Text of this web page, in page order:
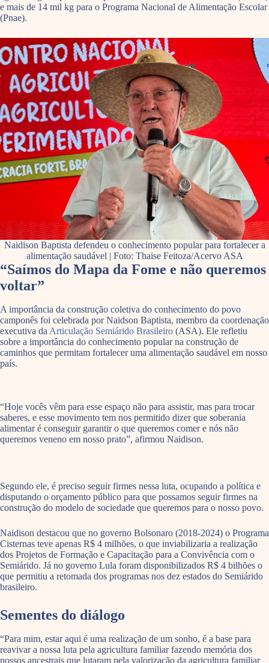
e mais de 14 mil kg para o Programa Nacional de Alimentação Escolar
(Pnae).
Naidison Baptista defendeu o conhecimento popular para fortalecer a
alimentação saudável | Foto: Thaise Feitoza/Acervo ASA
“Saímos do Mapa da Fome e não queremos
voltar”
A importância da construção coletiva do conhecimento do povo
camponês foi celebrada por Naidson Baptista, membro da coordenação
executiva da Articulação Semiárido Brasileiro (ASA). Ele refletiu
sobre a importância do conhecimento popular na construção de
caminhos que permitam fortalecer uma alimentação saudável em nosso
país.
“Hoje vocês vêm para esse espaço não para assistir, mas para trocar
saberes, e esse movimento tem nos permitido dizer que soberania
alimentar é conseguir garantir o que queremos comer e nós não
queremos veneno em nosso prato”, afirmou Naidison.
Segundo ele, é preciso seguir firmes nessa luta, ocupando a política e
disputando o orçamento público para que possamos seguir firmes na
construção do modelo de sociedade que queremos para o nosso povo.
Naidison destacou que no governo Bolsonaro (2018-2024) o Programa
Cisternas teve apenas R$ 4 milhões, o que inviabilizaria a realização
dos Projetos de Formação e Capacitação para a Convivência com o
Semiárido. Já no governo Lula foram disponibilizados R$ 4 bilhões o
que permitiu a retomada dos programas nos dez estados do Semiárido
brasileiro.
Sementes do diálogo
“Para mim, estar aqui é uma realização de um sonho, é a base para
reavivar a nossa luta pela agricultura familiar fazendo memória dos
nossos ancestrais que lutaram pela valorização da agricultura familiar